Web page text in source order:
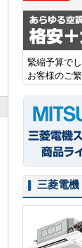
緊縮予算で
お客様のご
三菱電